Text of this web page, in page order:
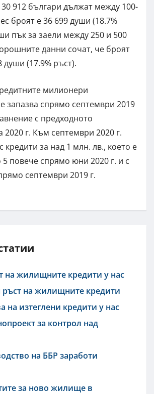
912 българи дължат между 100-
броят е 36 699 души (18.7%
пък за заели между 250 и 500
данни сочат, че броят
души (17.9% ръст).
милионери
запазва спрямо септември 2019
с предходното
2020 г. Към септември 2020 г.
кредити за над 1 млн. лв., което е
5 повече спрямо юни 2020 г. и с
септември 2019 г.
на жилищните кредити у нас
ръст на жилищните кредити
на изтеглени кредити у нас
за контрол над
на ББР заработи
за ново жилище в